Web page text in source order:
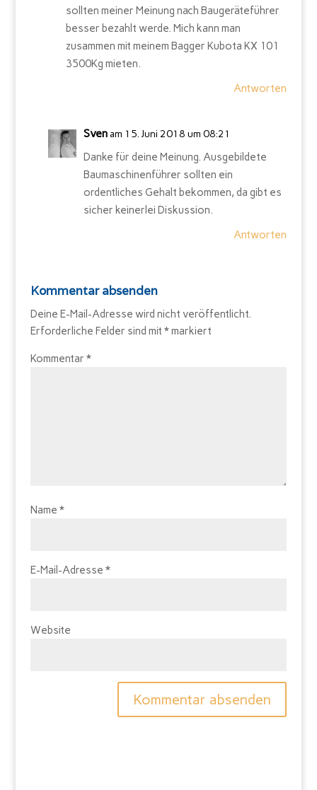
sollten meiner Meinung nach Baugeräteführer
besser bezahlt werde. Mich kann man
zusammen mit meinem Bagger Kubota KX 101
3500Kg mieten.
Antworten
Sven am 15. Juni 2018 um 08:21
Danke für deine Meinung. Ausgebildete
Baumaschinenführer sollten ein
ordentliches Gehalt bekommen, da gibt es
sicher keinerlei Diskussion.
Antworten
Kommentar absenden
Deine E-Mail-Adresse wird nicht veröffentlicht.
Erforderliche Felder sind mit *markiert
Kommentar *
Name *
E-Mail-Adresse *
Website